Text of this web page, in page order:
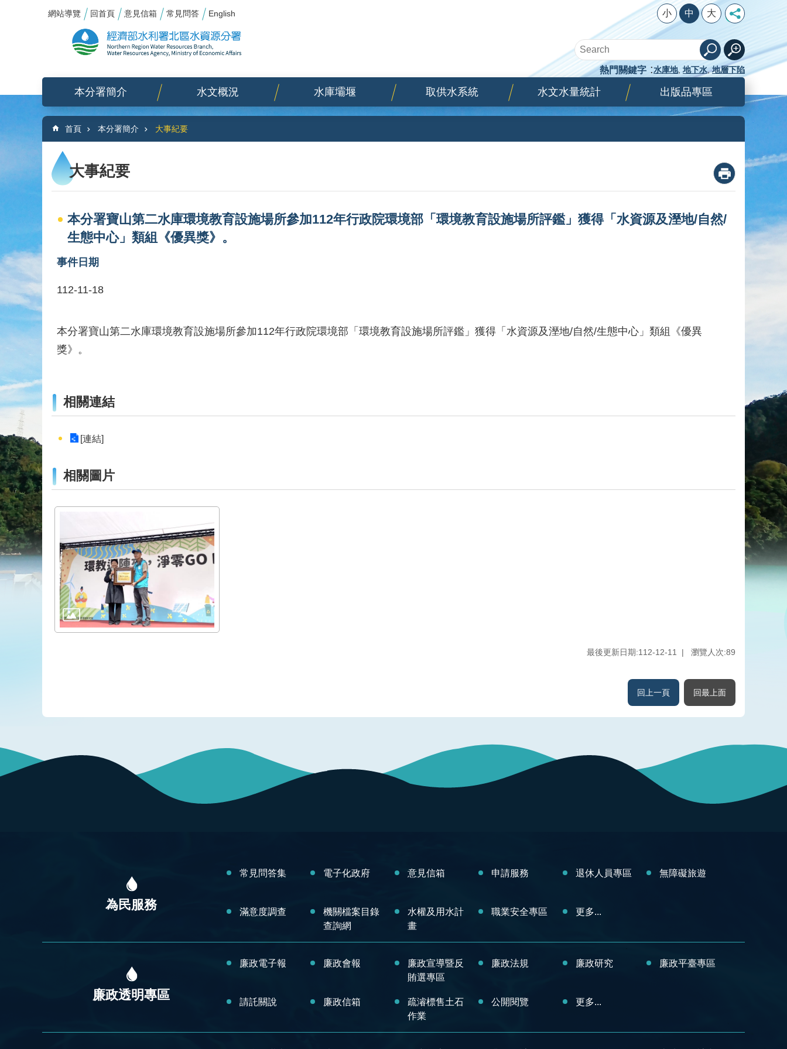
跳到主要內容區塊
網站導覽 回首頁 意見信箱 常見問答 English 小 中 大
熱門關鍵字 水庫地 地下水 地層下陷
本分署簡介 水文概況 水庫壩堰 取供水系統 水文水量統計 出版品專區
:::
首頁 本分署簡介 大事紀要
大事紀要
本分署寶山第二水庫環境教育設施場所參加112年行政院環境部「環境教育設施場所評鑑」獲得「水資源及溼地/自然/
生態中心」類組《優異獎》。
事件日期
112-11-18
本分署寶山第二水庫環境教育設施場所參加112年行政院環境部「環境教育設施場所評鑑」獲得「水資源及溼地/自然/生態中心」類組《優異
獎》。
相關連結
[連結]
相關圖片
最後更新日期:112-12-11 瀏覽人次:89
回上一頁 回最上面
為民服務
常見問答集 電子化政府 意見信箱 申請服務 退休人員專區 無障礙旅遊
滿意度調查
機關檔案目錄
查詢網
水權及用水計
畫
職業安全專區 更多...
廉政透明專區
廉政電子報 廉政會報
廉政宣導暨反
賄選專區
廉政法規 廉政研究 廉政平臺專區
請託關說 廉政信箱
疏濬標售土石
作業
公開閱覽 更多...